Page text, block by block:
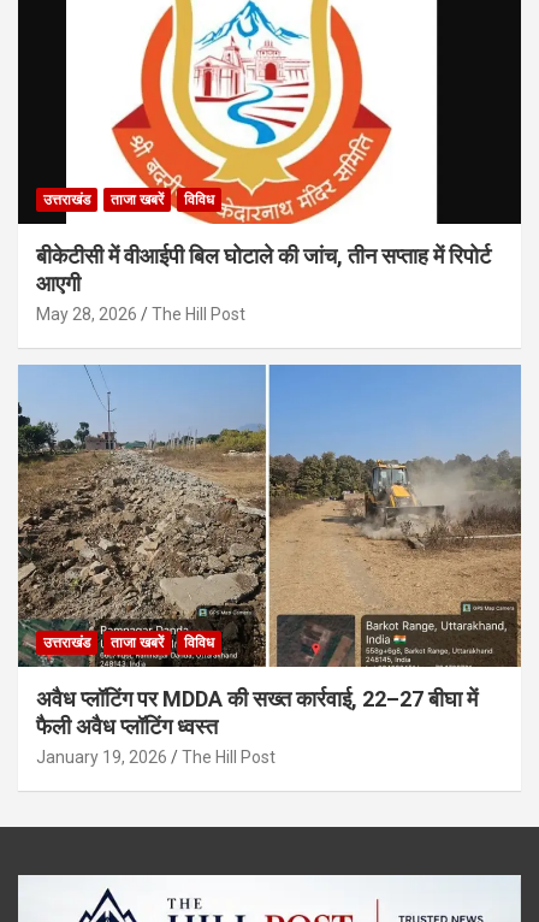
उत्तराखंड ताजा खबरें विविध
बीकेटीसी में वीआईपी बिल घोटाले की जांच, तीन सप्ताह में रिपोर्ट
आएगी
May 28, 2026 The Hill Post
उत्तराखंड ताजा खबरें विविध
अवैध प्लॉटिंग पर MDDA की सख्त कार्रवाई, 22–27 बीघा में
फैली अवैध प्लॉटिंग ध्वस्त
January 19, 2026 The Hill Post